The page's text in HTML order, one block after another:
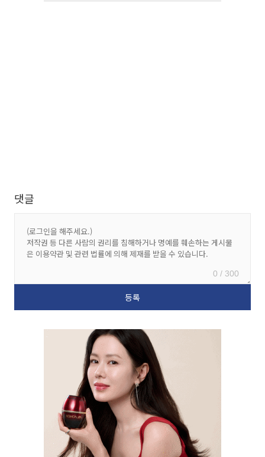
댓글
0 / 300